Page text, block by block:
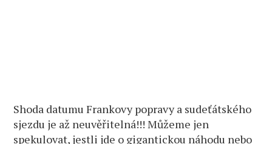
Shoda datumu Frankovy popravy a sudeťátského
sjezdu je až neuvěřitelná!!! Můžeme jen
spekulovat, jestli jde o gigantickou náhodu nebo